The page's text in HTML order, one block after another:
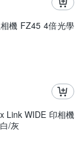
機 FZ45 4倍光學
Link WIDE 印相機
/灰